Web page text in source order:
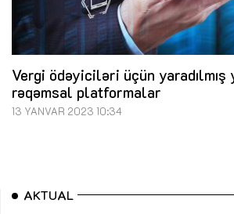
Vergi ödəyiciləri üçün yaradılmış
rəqəmsal platformalar
13 YANVAR 2023 10:34
AKTUAL